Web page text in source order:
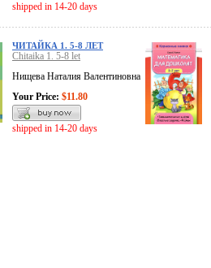
shipped in 14-20 days
ЧИТАЙКА 1. 5-8 ЛЕТ
Chitaika 1. 5-8 let
Нищева Наталия Валентиновна
Your Price: $11.80
shipped in 14-20 days